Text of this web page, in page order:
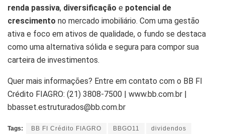
renda passiva, diversificação e potencial de
crescimento no mercado imobiliário. Com uma gestão
ativa e foco em ativos de qualidade, o fundo se destaca
como uma alternativa sólida e segura para compor sua
carteira de investimentos.
Quer mais informações? Entre em contato com o BB FI
Crédito FIAGRO: (21) 3808-7500 | www.bb.com.br |
bbasset.estruturados@bb.com.br
Tags: BB FI Crédito FIAGRO BBGO11 dividendos